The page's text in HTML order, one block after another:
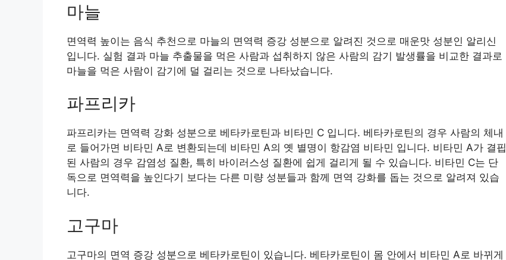
마늘
면역력 높이는 음식 추천으로 마늘의 면역력 증강 성분으로 알려진 것으로 매운맛 성분인 알리신
입니다. 실험 결과 마늘 추출물을 먹은 사람과 섭취하지 않은 사람의 감기 발생률을 비교한 결과로
마늘을 먹은 사람이 감기에 덜 걸리는 것으로 나타났습니다.
파프리카
파프리카는 면역력 강화 성분으로 베타카로틴과 비타민 C 입니다. 베타카로틴의 경우 사람의 체내
로 들어가면 비타민 A로 변환되는데 비타민 A의 옛 별명이 항감염 비타민 입니다. 비타민 A가 결핍
된 사람의 경우 감염성 질환, 특히 바이러스성 질환에 쉽게 걸리게 될 수 있습니다. 비타민 C는 단
독으로 면역력을 높인다기 보다는 다른 미량 성분들과 함께 면역 강화를 돕는 것으로 알려져 있습
니다.
고구마
고구마의 면역 증강 성분으로 베타카로틴이 있습니다. 베타카로틴이 몸 안에서 비타민 A로 바뀌게